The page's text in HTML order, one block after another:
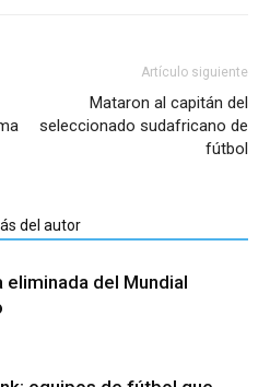
Artículo siguiente
Mataron al capitán del
seleccionado sudafricano de
fútbol
del autor
eliminada del Mundial